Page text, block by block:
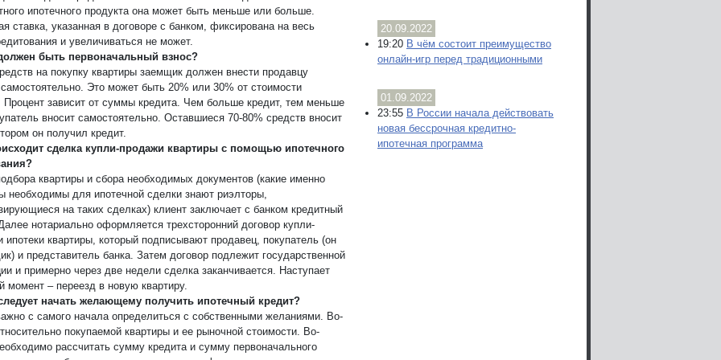
ипотечного продукта она может быть меньше или больше.
ставка, указанная в договоре с банком, фиксирована на весь
и увеличиваться не может.
быть первоначальный взнос?
на покупку квартиры заемщик должен внести продавцу
Это может быть 20% или 30% от стоимости
Процент зависит от суммы кредита. Чем больше кредит, тем меньше
вносит самостоятельно. Оставшиеся 70-80% средств вносит
он получил кредит.
сделка купли-продажи квартиры с помощью ипотечного
квартиры и сбора необходимых документов (какие именно
необходимы для ипотечной сделки знают риэлторы,
на таких сделках) клиент заключает с банком кредитный
нотариально оформляется трехсторонний договор купли-
ипотеки квартиры, который подписывают продавец, покупатель (он
и представитель банка. Затем договор подлежит государственной
и примерно через две недели сделка заканчивается. Наступает
момент – переезд в новую квартиру.
начать желающему получить ипотечный кредит?
с самого начала определиться с собственными желаниями. Во-
покупаемой квартиры и ее рыночной стоимости. Во-
рассчитать сумму кредита и сумму первоначального
20.09.2022
19:20 В чём состоит преимущество
онлайн-игр перед традиционными
01.09.2022
23:55 В России начала действовать
новая бессрочная кредитно-
ипотечная программа